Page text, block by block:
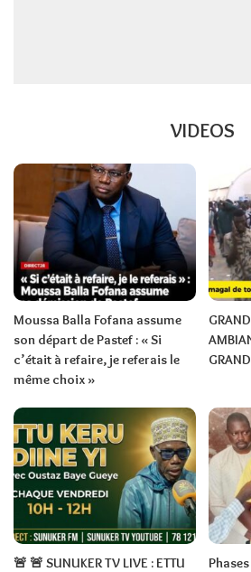
VIDEOS
Moussa Balla Fofana assume
son départ de Pastef : « Si
c’était à refaire, je referais le
même choix »
🚨 🚨 SUNUKER TV LIVE : ETTU